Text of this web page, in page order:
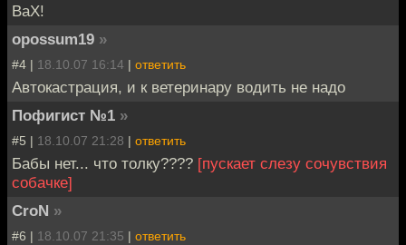
ВаХ!
opossum19 »
#4 | 18.10.07 16:14 | ответить
Автокастрация, и к ветеринару водить не надо
Пофигист №1 »
#5 | 18.10.07 21:28 | ответить
Бабы нет... что толку???? [пускает слезу сочувствия
собачке]
CroN »
#6 | 18.10.07 21:35 | ответить